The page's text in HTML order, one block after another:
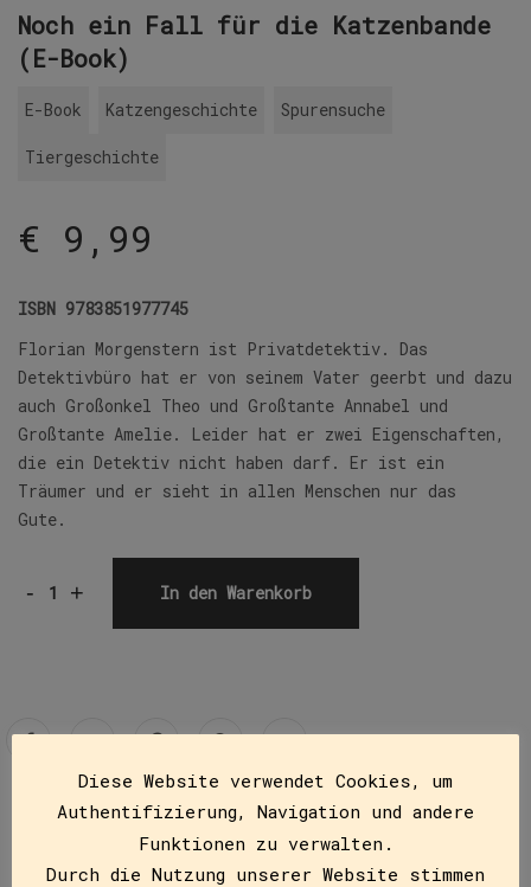
Noch ein Fall für die Katzenbande
(E-Book)
E-Book Katzengeschichte Spurensuche
Tiergeschichte
€ 9,99
ISBN 9783851977745
Florian Morgenstern ist Privatdetektiv. Das
Detektivbüro hat er von seinem Vater geerbt und dazu
auch Großonkel Theo und Großtante Annabel und
Großtante Amelie. Leider hat er zwei Eigenschaften,
die ein Detektiv nicht haben darf. Er ist ein
Träumer und er sieht in allen Menschen nur das
Gute.
- + In den Warenkorb
Diese Website verwendet Cookies, um
Authentifizierung, Navigation und andere
Funktionen zu verwalten.
Durch die Nutzung unserer Website stimmen